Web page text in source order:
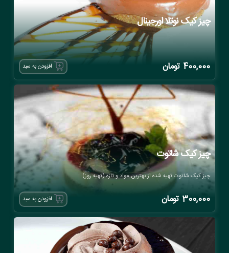
چیز کیک نوتلا اورجینال
400,000 تومان افزودن به سبد
چیز کیک شاتوت
چیز کیک شاتوت تهیه شده از بهترین مواد و تازه (تهیه روز)
300,000 تومان افزودن به سبد